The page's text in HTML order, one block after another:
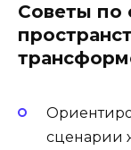
Советы по
сценарии